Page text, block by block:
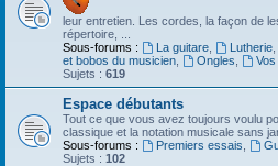
leur entretien. Les cordes, la façon de
répertoire, ...
Sous-forums :
La guitare, Lutherie,
et bobos du musicien
Ongles
Sujets : 619
Espace débutants
Tout ce que vous avez toujours voulu
classique et la notation musicale sans
Sous-forums :
Premiers essais
Sujets : 102